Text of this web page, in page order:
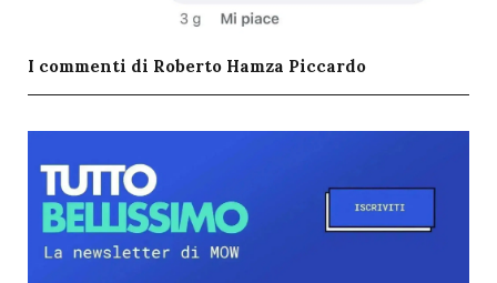
I commenti di Roberto Hamza Piccardo